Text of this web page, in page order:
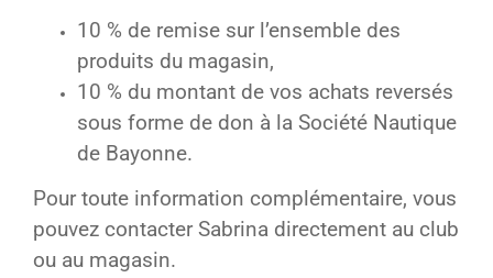
10 % de remise sur l’ensemble des
produits du magasin,
10 % du montant de vos achats reversés
sous forme de don à la Société Nautique
de Bayonne.
Pour toute information complémentaire, vous
pouvez contacter Sabrina directement au club
ou au magasin.